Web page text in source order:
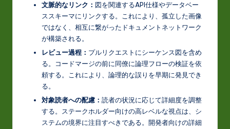
文脈的なリンク： 図を関連するAPI仕様やデータベー
ススキーマにリンクする。これにより、孤立した画像
ではなく、相互に繋がったドキュメントネットワーク
が構築される。
レビュー過程： プルリクエストにシーケンス図を含め
る。コードマージの前に同僚に論理フローの検証を依
頼する。これにより、論理的な誤りを早期に発見でき
る。
対象読者への配慮： 読者の状況に応じて詳細度を調整
する。ステークホルダー向けの高レベルな視点は、シ
ステムの境界に注目すべきである。開発者向けの詳細